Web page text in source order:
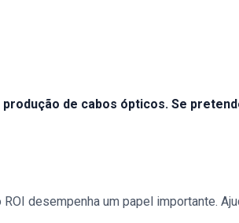
de cabos ópticos. Se
desempenha um papel importante.